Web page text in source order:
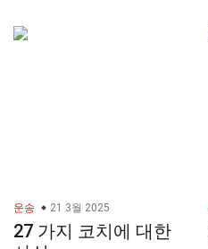
운송 21 3월 2025
27 가지 코치에 대한